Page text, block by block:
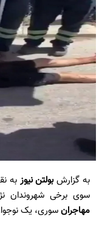
به گزارش بولتن نیوز به
سوی برخی شهروندان
مهاجرانسوری، یک